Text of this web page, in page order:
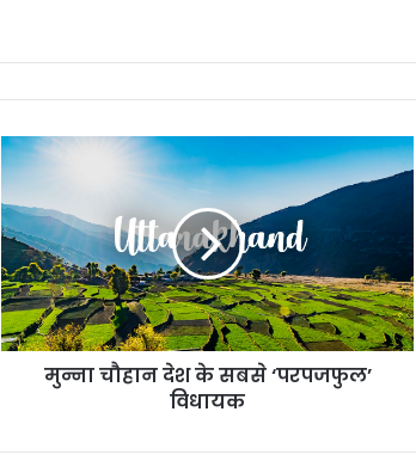
मुन्ना
चौहान
के
सबसे
‘परपजफुल’
विधायक
मुन्ना चौहान देश के सबसे ‘परपजफुल’
विधायक